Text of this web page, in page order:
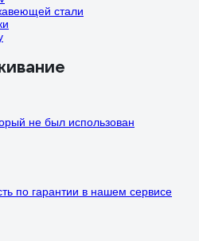
стали
не был использован
по гарантии в нашем сервисе